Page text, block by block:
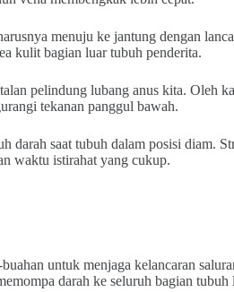
menuju ke jantung dengan
kulit bagian luar tubuh penderita.
pelindung lubang anus kita. Oleh
tekanan panggul bawah.
darah saat tubuh dalam posisi diam.
waktu istirahat yang cukup.
untuk menjaga kelancaran
darah ke seluruh bagian tubuh